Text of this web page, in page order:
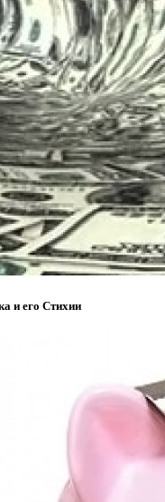
и его Стихии